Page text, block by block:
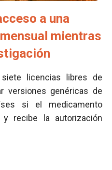
a una
mientras
licencias libres de
versiones genéricas de
si el medicamento
recibe la autorización